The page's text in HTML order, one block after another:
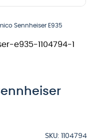
Sennheiser E935
SKU: 1104794